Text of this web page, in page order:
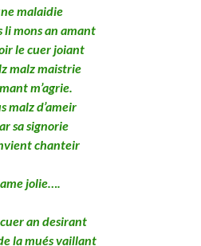
malaidie
li mons an amant
le cuer joiant
malz maistrie
m’agrie.
malz d’ameir
sa signorie
chanteir
jolie….
cuer an desirant
la mués vaillant